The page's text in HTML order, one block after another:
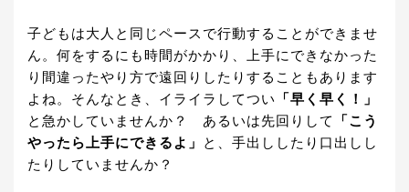
子どもは大人と同じペースで行動することができませ
ん。何をするにも時間がかかり、上手にできなかった
り間違ったやり方で遠回りしたりすることもあります
よね。そんなとき、イライラしてつい
「早く早く！」
と急かしていませんか？ あるいは先回りして
「こう
やったら上手にできるよ」
と、手出ししたり口出しし
たりしていませんか？